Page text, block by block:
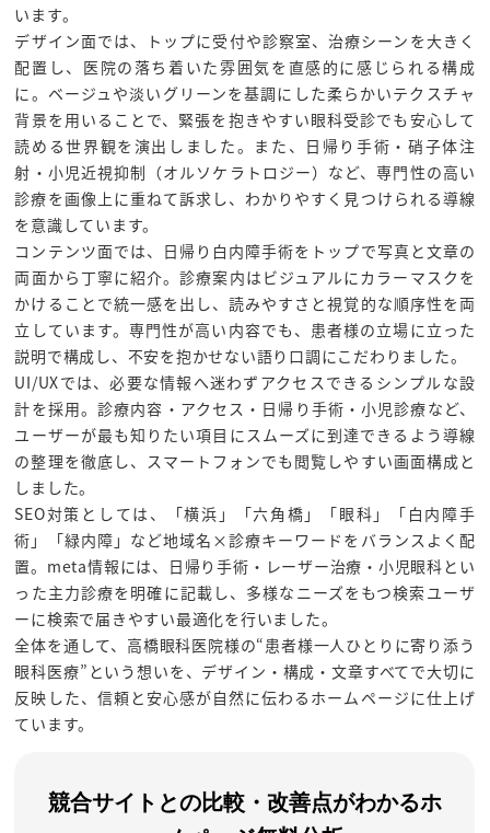
います。
デザイン面では、トップに受付や診察室、治療シーンを大きく
配置し、医院の落ち着いた雰囲気を直感的に感じられる構成
に。ベージュや淡いグリーンを基調にした柔らかいテクスチャ
背景を用いることで、緊張を抱きやすい眼科受診でも安心して
読める世界観を演出しました。また、日帰り手術・硝子体注
射・小児近視抑制（オルソケラトロジー）など、専門性の高い
診療を画像上に重ねて訴求し、わかりやすく見つけられる導線
を意識しています。
コンテンツ面では、日帰り白内障手術をトップで写真と文章の
両面から丁寧に紹介。診療案内はビジュアルにカラーマスクを
かけることで統一感を出し、読みやすさと視覚的な順序性を両
立しています。専門性が高い内容でも、患者様の立場に立った
説明で構成し、不安を抱かせない語り口調にこだわりました。
UI/UXでは、必要な情報へ迷わずアクセスできるシンプルな設
計を採用。診療内容・アクセス・日帰り手術・小児診療など、
ユーザーが最も知りたい項目にスムーズに到達できるよう導線
の整理を徹底し、スマートフォンでも閲覧しやすい画面構成と
しました。
SEO対策としては、「横浜」「六角橋」「眼科」「白内障手
術」「緑内障」など地域名×診療キーワードをバランスよく配
置。meta情報には、日帰り手術・レーザー治療・小児眼科とい
った主力診療を明確に記載し、多様なニーズをもつ検索ユーザ
ーに検索で届きやすい最適化を行いました。
全体を通して、高橋眼科医院様の“患者様一人ひとりに寄り添う
眼科医療”という想いを、デザイン・構成・文章すべてで大切に
反映した、信頼と安心感が自然に伝わるホームページに仕上げ
ています。